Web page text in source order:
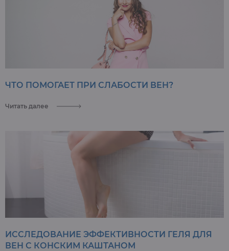
ЧТО ПОМОГАЕТ ПРИ СЛАБОСТИ ВЕН?
Читать далее
ИССЛЕДОВАНИЕ ЭФФЕКТИВНОСТИ ГЕЛЯ ДЛЯ
ВЕН С КОНСКИМ КАШТАНОМ